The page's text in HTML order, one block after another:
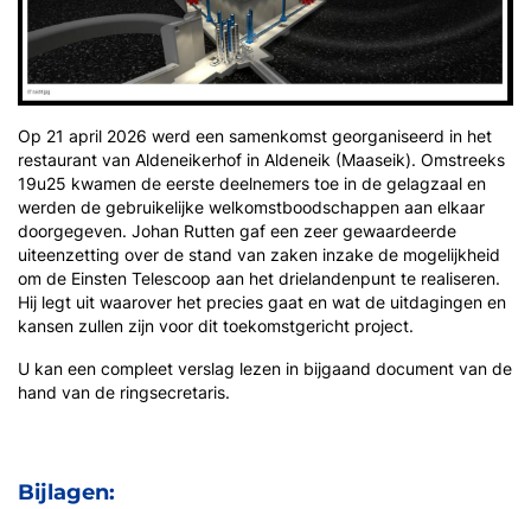
Op 21 april 2026 werd een samenkomst georganiseerd in het
restaurant van Aldeneikerhof in Aldeneik (Maaseik). Omstreeks
19u25 kwamen de eerste deelnemers toe in de gelagzaal en
werden de gebruikelijke welkomstboodschappen aan elkaar
doorgegeven. Johan Rutten gaf een zeer gewaardeerde
uiteenzetting over de stand van zaken inzake de mogelijkheid
om de Einsten Telescoop aan het drielandenpunt te realiseren.
Hij legt uit waarover het precies gaat en wat de uitdagingen en
kansen zullen zijn voor dit toekomstgericht project.
U kan een compleet verslag lezen in bijgaand document van de
hand van de ringsecretaris.
Bijlagen: